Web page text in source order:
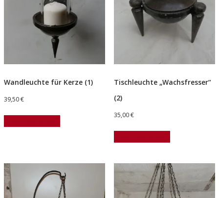
Wandleuchte für Kerze (1)
39,50€
Tischleuchte „Wachsfresser“
(2)
35,00€